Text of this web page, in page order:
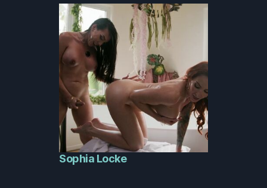
Sophia Locke